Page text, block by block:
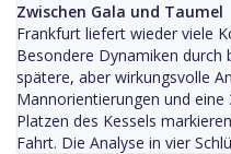
Zwischen Gala und Taumel
Frankfurt liefert wieder viele
Besondere Dynamiken durch
spätere, aber wirkungsvolle
Mannorientierungen und
Platzen des Kessels
Fahrt. Die Analyse in vier